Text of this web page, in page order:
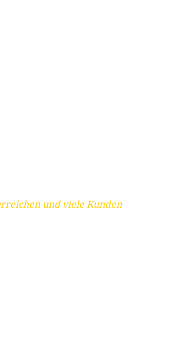
und viele Kunden